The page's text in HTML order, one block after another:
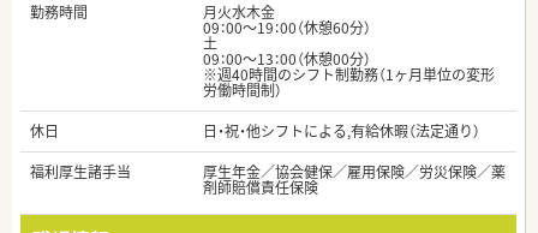
勤務時間
月火水木金
09：00～19：00（休憩60分）
土
09：00～13：00（休憩00分）
※週40時間のシフト制勤務（1ヶ月単位の変形
労働時間制）
休日
日・祝・他シフトによる,有給休暇（法定通り）
福利厚生諸手当
厚生年金／協会健保／雇用保険／労災保険／薬
剤師賠償責任保険